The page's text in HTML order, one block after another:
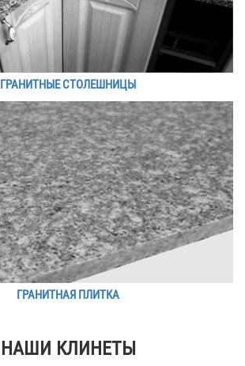
ГРАНИТНЫЕ СТОЛЕШНИЦЫ
ГРАНИТНАЯ ПЛИТКА
НАШИ КЛИНЕТЫ